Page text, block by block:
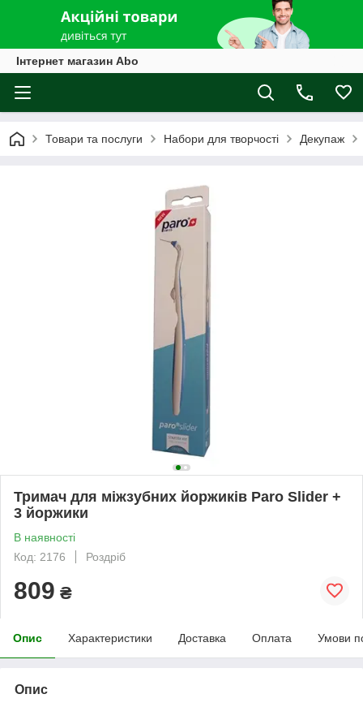
Інтернет магазин Abo
Товари та послуги Набори для творчості Декупаж
Тримач для міжзубних йоржиків Paro Slider +
3 йоржики
В наявності
Код: 2176
Роздріб
809 ₴
Опис Характеристики Доставка Оплата Умови
Опис